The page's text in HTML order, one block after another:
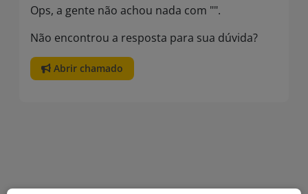
Ops, a gente não achou nada com "".
Não encontrou a resposta para sua dúvida?
Abrir chamado